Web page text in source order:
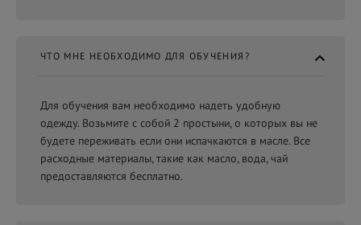
ЧТО МНЕ НЕОБХОДИМО ДЛЯ ОБУЧЕНИЯ?
Для обучения вам необходимо надеть удобную
одежду. Возьмите с собой 2 простыни, о которых вы не
будете переживать если они испачкаются в масле. Все
расходные материалы, такие как масло, вода, чай
предоставляются бесплатно.